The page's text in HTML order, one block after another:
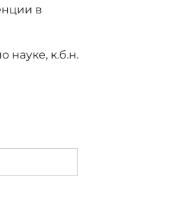
в
науке, к.б.н.